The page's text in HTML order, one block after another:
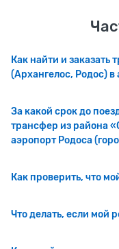
Как найти и заказать
(Архангелос, Родос) в
За какой срок до
трансфер из района
аэропорт Родоса
Как проверить, что
Что делать, если мой